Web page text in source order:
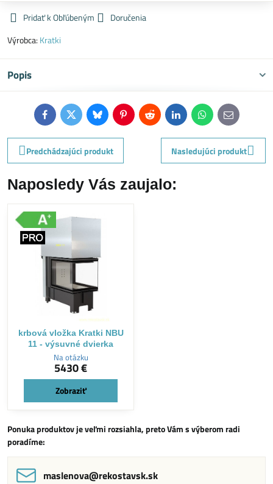
Pridať k Obľúbeným
Doručenia
Výrobca: Kratki
Popis
FacebookTwitterBlueskyPinterestReddit LinkedInWhatsApp
E-
mail
Predchádzajúci produkt
Nasledujúci produkt
Naposledy Vás zaujalo:
krbová vložka Kratki NBU
11 - výsuvné dvierka
Na otázku
5430 €
Zobraziť
Ponuka produktov je veľmi rozsiahla, preto Vám s výberom radi
poradíme:
maslenova​@rekostavsk​.sk